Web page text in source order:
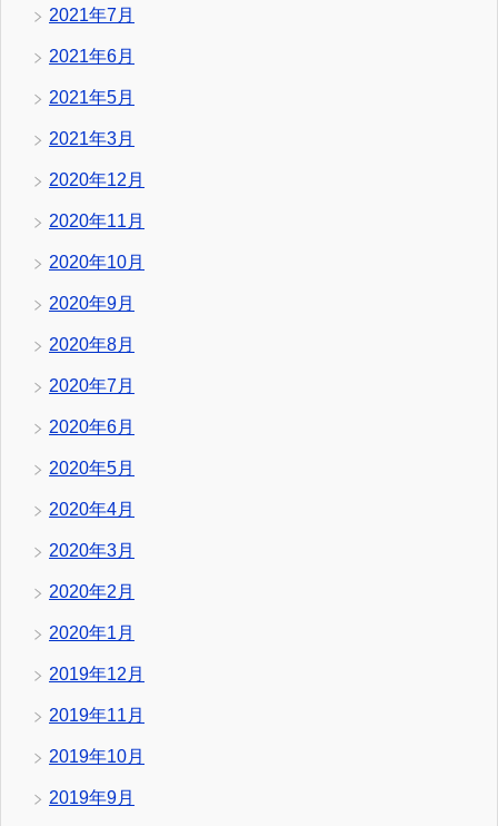
2021年7月
2021年6月
2021年5月
2021年3月
2020年12月
2020年11月
2020年10月
2020年9月
2020年8月
2020年7月
2020年6月
2020年5月
2020年4月
2020年3月
2020年2月
2020年1月
2019年12月
2019年11月
2019年10月
2019年9月